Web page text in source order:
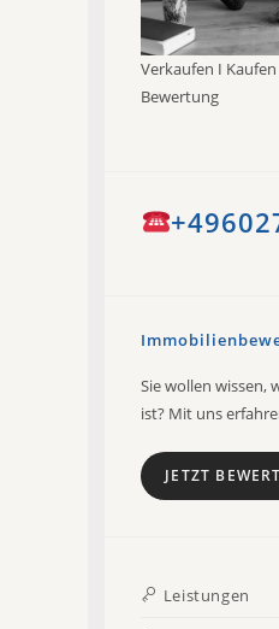
Verkaufen I
Bewertung
Sie wollen wissen,
ist? Mit uns
JETZT
Leistungen